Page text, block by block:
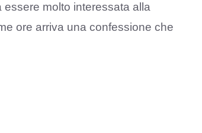
molto interessata alla
ore arriva una confessione che